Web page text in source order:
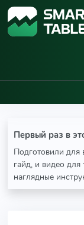
Первый раз в
Подготовили для
гайд, и видео для
наглядные